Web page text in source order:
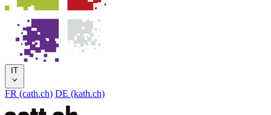
IT
FR (cath.ch) DE (kath.ch)